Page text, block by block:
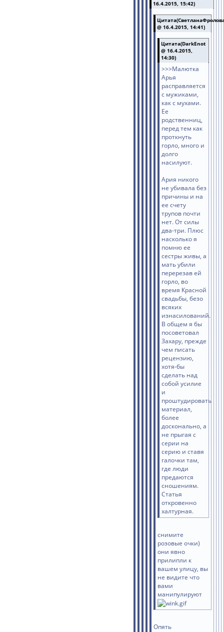
16.4.2015, 15:42)
@ 16.4.2015, 14:41)
Цитата(DarkEnot
@ 16.4.2015,
14:30)
>>>Малютка
Арья
расправляется
с мужиками,
как с мухами.
Ее
родственниц,
перед тем как
проткнуть
горло, много и
долго
насилуют.
Ария никого
не убивала без
причины и на
ее счету
трупов почти
нет. От силы
два-три. Плюс
насколько я
помню ее
сестры живы, а
мать убили
перерезав ей
горло, во
время Красной
свадьбы, безо
всяких
изнасилований.
В общем я бы
посоветовал
Захару, прежде
чем писать
рецензию,
хотя-бы
сделать над
собой усилие
и
проштудировать
материал,
более
досконально, а
не прыгая с
серии на
серию и ставя
галочки там,
где люди
предаются
сношениям.
Статья
откровенно
халтурная.
снимите
розовые очки)
они явно
прилипли к
вашем улицу, вы
не видите что
вами
манипулируют
Опять